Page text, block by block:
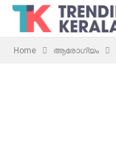
Home ആരോഗ്യം